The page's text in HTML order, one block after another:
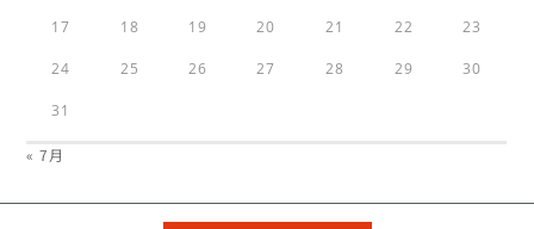
17 18 19 20 21 22 23
24 25 26 27 28 29 30
31
« 7月